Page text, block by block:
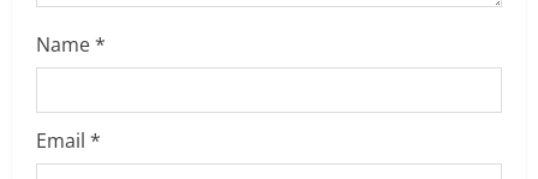
g
Name*
Email *